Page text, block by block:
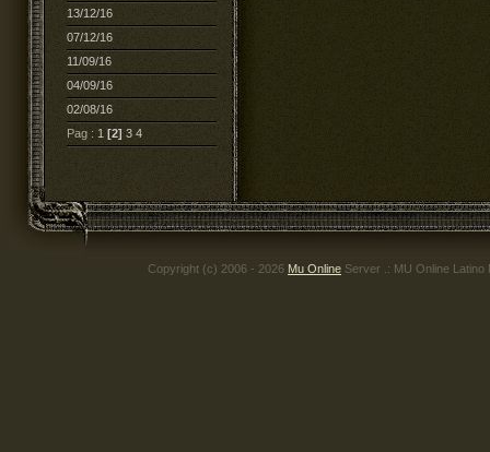
13/12/16
07/12/16
11/09/16
04/09/16
02/08/16
Pag : 1 [2] 3 4
Copyright (c) 2006 - 2026 Mu Online Server .: MU Online